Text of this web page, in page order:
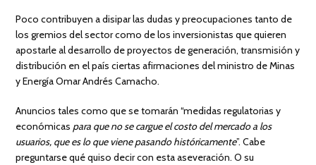
Poco contribuyen a disipar las dudas y preocupaciones tanto de
los gremios del sector como de los inversionistas que quieren
apostarle al desarrollo de proyectos de generación, transmisión y
distribución en el país ciertas afirmaciones del ministro de Minas
y Energía Omar Andrés Camacho.
Anuncios tales como que se tomarán “medidas regulatorias y
económicas para que no se cargue el costo del mercado a los
usuarios, que es lo que viene pasando históricamente”. Cabe
preguntarse qué quiso decir con esta aseveración. O su